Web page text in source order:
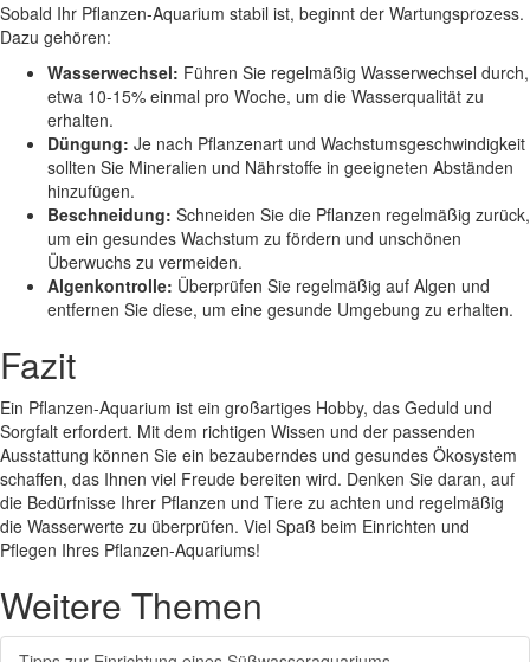
Sobald Ihr Pflanzen-Aquarium stabil ist, beginnt der Wartungsprozess.
Dazu gehören:
Wasserwechsel: Führen Sie regelmäßig Wasserwechsel durch,
etwa 10-15% einmal pro Woche, um die Wasserqualität zu
erhalten.
Düngung: Je nach Pflanzenart und Wachstumsgeschwindigkeit
sollten Sie Mineralien und Nährstoffe in geeigneten Abständen
hinzufügen.
Beschneidung: Schneiden Sie die Pflanzen regelmäßig zurück,
um ein gesundes Wachstum zu fördern und unschönen
Überwuchs zu vermeiden.
Algenkontrolle: Überprüfen Sie regelmäßig auf Algen und
entfernen Sie diese, um eine gesunde Umgebung zu erhalten.
Fazit
Ein Pflanzen-Aquarium ist ein großartiges Hobby, das Geduld und
Sorgfalt erfordert. Mit dem richtigen Wissen und der passenden
Ausstattung können Sie ein bezauberndes und gesundes Ökosystem
schaffen, das Ihnen viel Freude bereiten wird. Denken Sie daran, auf
die Bedürfnisse Ihrer Pflanzen und Tiere zu achten und regelmäßig
die Wasserwerte zu überprüfen. Viel Spaß beim Einrichten und
Pflegen Ihres Pflanzen-Aquariums!
Weitere Themen